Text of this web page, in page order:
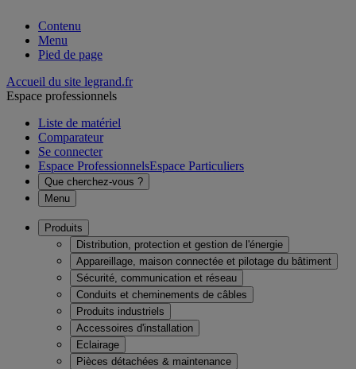
Contenu
Menu
Pied de page
Accueil du site legrand.fr
Espace professionnels
Liste de matériel
Comparateur
Se connecter
Espace ProfessionnelsEspace Particuliers
Que cherchez-vous ?
Menu
Produits
Distribution, protection et gestion de l'énergie
Appareillage, maison connectée et pilotage du bâtiment
Sécurité, communication et réseau
Conduits et cheminements de câbles
Produits industriels
Accessoires d'installation
Eclairage
Pièces détachées & maintenance